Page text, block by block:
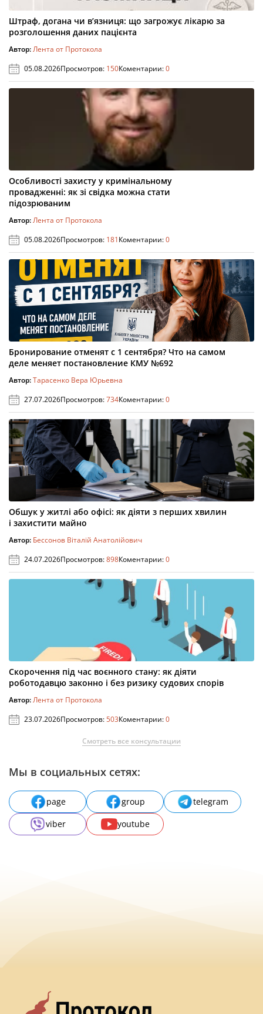
Штраф, догана чи в’язниця: що загрожує лікарю за
розголошення даних пацієнта
Автор:Лента от Протокола
05.08.2026Просмотров: 150Коментарии:0
Особливості захисту у кримінальному
провадженні: як зі свідка можна стати
підозрюваним
Автор:Лента от Протокола
05.08.2026Просмотров: 181Коментарии:0
Бронирование отменят с 1 сентября? Что на самом
деле меняет постановление КМУ №692
Автор:Тарасенко Вера Юрьевна
27.07.2026Просмотров:734Коментарии:0
Обшук у житлі або офісі: як діяти з перших хвилин
і захистити майно
Автор: Бессонов Віталій Анатолійович
24.07.2026Просмотров:898Коментарии:0
Скорочення під час воєнного стану: як діяти
роботодавцю законно і без ризику судових спорів
Автор:Лента от Протокола
23.07.2026Просмотров:503Коментарии:0
Смотреть все консультации
Мы в социальных сетях:
page group
telegram
viber
youtube